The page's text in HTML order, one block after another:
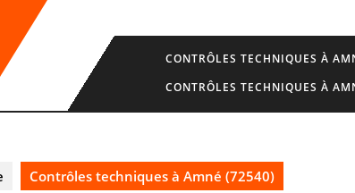
CONTRÔLES TECHNIQUES À
CONTRÔLES TECHNIQUES À
Contrôles techniques à Amné (72540)